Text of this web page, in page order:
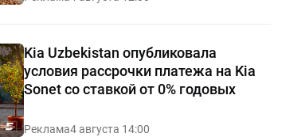
Kia Uzbekistan опубликовала
условия рассрочки платежа на Kia
Sonet со ставкой от 0% годовых
Реклама4 августа 14:00